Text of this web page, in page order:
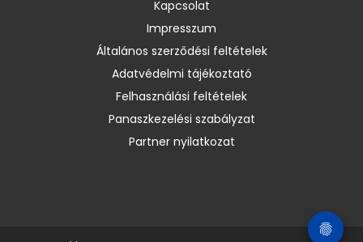
Kapcsolat
Impresszum
Általános szerződési feltételek
Adatvédelmi tájékoztató
Felhasználási feltételek
Panaszkezelési szabályzat
Partner nyilatkozat